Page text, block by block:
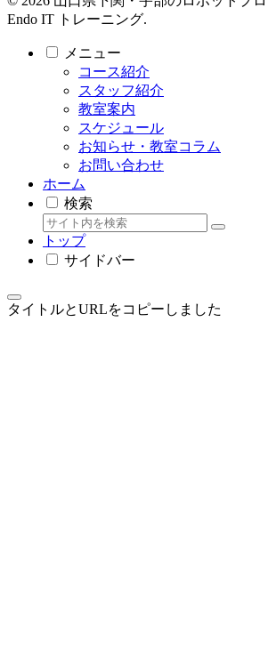
Endo IT トレーニング.
メニュー
コース紹介
スタッフ紹介
教室案内
スケジュール
お知らせ・教室コラム
お問い合わせ
ホーム
検索
トップ
サイドバー
タイトルとURLをコピーしました